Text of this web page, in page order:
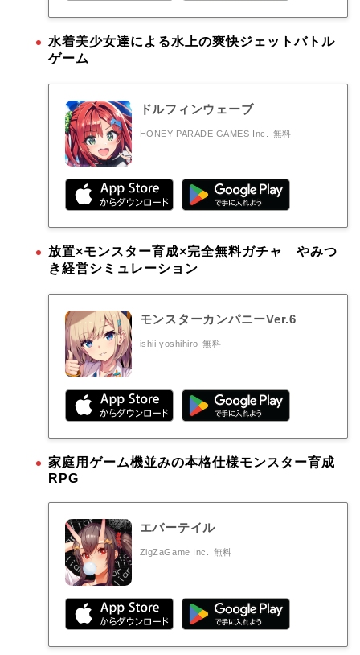
水着美少女達による水上の爽快ジェットバトル
ゲーム
ドルフィンウェーブ
HONEY PARADE GAMES Inc. 無料
放置×モンスター育成×完全無料ガチャ やみつ
き経営シミュレーション
モンスターカンパニーVer.6
ishii yoshihiro 無料
家庭用ゲーム機並みの本格仕様モンスター育成
RPG
エバーテイル
ZigZaGame Inc. 無料